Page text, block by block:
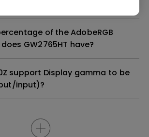
of the AdobeRGB
GW2765HT have?
support Display gamma to be
input)?